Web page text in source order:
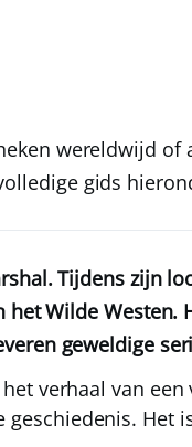
wereldwijd of
gids
Tijdens zijn
Wilde Westen.
geweldige
verhaal van
Het